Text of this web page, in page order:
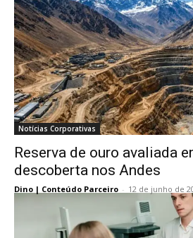
Notícias Corporativas
Reserva de ouro avaliada
descoberta nos Andes
Dino | Conteúdo Parceiro - 12 de junho de